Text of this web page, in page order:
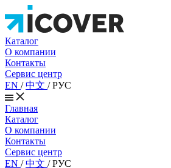
Каталог
О компании
Контакты
Сервис центр
EN /中文 /РУС
Главная
Каталог
О компании
Контакты
Сервис центр
EN /中文 /РУС